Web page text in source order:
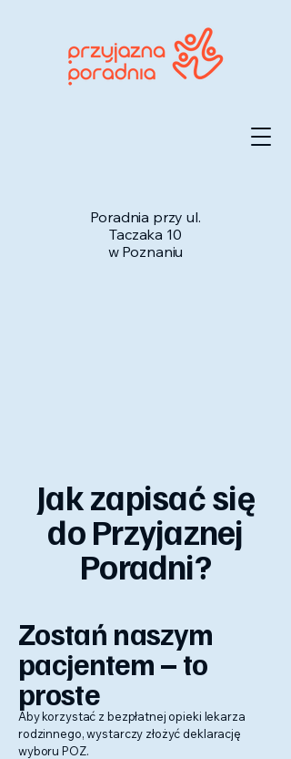
Poradnia przy ul.
Taczaka 10
w Poznaniu
Jak zapisać się
do Przyjaznej
Poradni?
Zostań naszym
pacjentem – to
proste
Aby korzystać z bezpłatnej opieki lekarza
rodzinnego, wystarczy złożyć deklarację
wyboru POZ.